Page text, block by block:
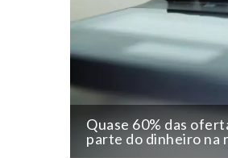
Quase 60% das
parte do dinheiro na